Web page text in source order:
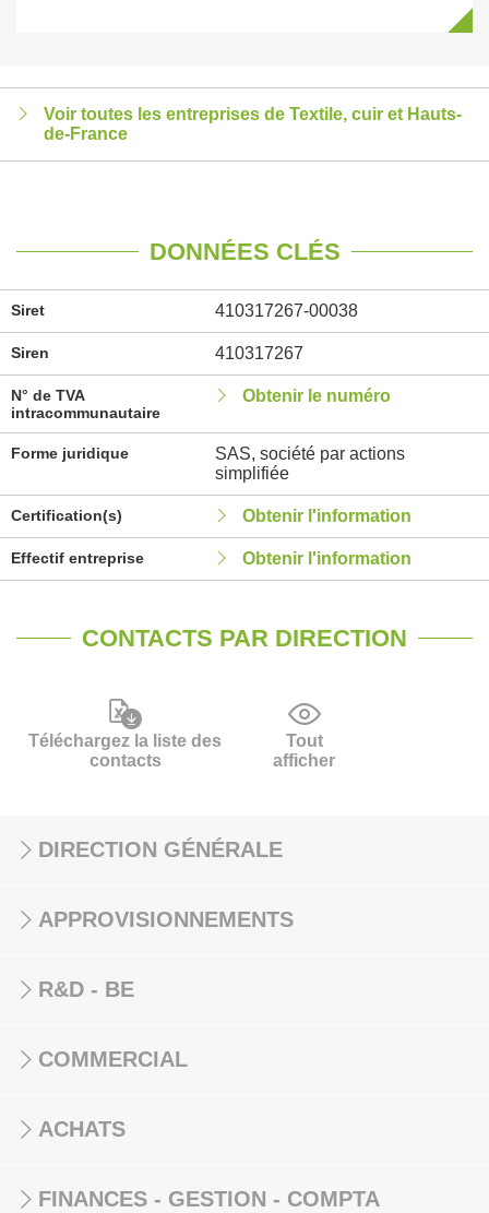
Voir toutes les entreprises de Textile, cuir et Hauts-
de-France
DONNÉES CLÉS
Siret 410317267-00038
Siren 410317267
N° de TVA
intracommunautaire
Obtenir le numéro
Forme juridique
SAS, société par actions
simplifiée
Certification(s) Obtenir l'information
Effectif entreprise Obtenir l'information
CONTACTS PAR DIRECTION
Téléchargez la liste des
contacts
Tout
afficher
DIRECTION GÉNÉRALE
APPROVISIONNEMENTS
R&D - BE
COMMERCIAL
ACHATS
FINANCES - GESTION - COMPTA